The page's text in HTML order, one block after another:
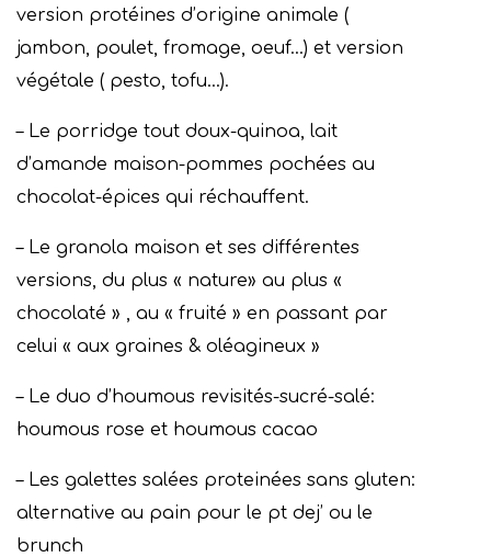
version protéines d’origine animale (
jambon, poulet, fromage, oeuf…) et version
végétale ( pesto, tofu…).
– Le porridge tout doux-quinoa, lait
d’amande maison-pommes pochées au
chocolat-épices qui réchauffent.
– ⁠Le granola maison et ses différentes
versions, du plus « nature» au plus «
chocolaté » , au « fruité » en passant par
celui « aux graines & oléagineux »
– ⁠Le duo d’houmous revisités-sucré-salé:
houmous rose et houmous cacao
– ⁠Les galettes salées proteinées sans gluten:
alternative au pain pour le pt dej’ ou le
brunch